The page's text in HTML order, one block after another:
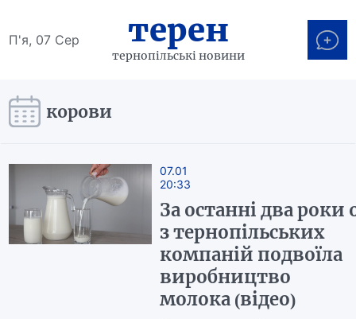
П'я, 07 Сер терен
тернопільські новини
корови
07.01
20:33
За останні два роки
з тернопільських
компаній подвоїла
виробництво
молока (відео)